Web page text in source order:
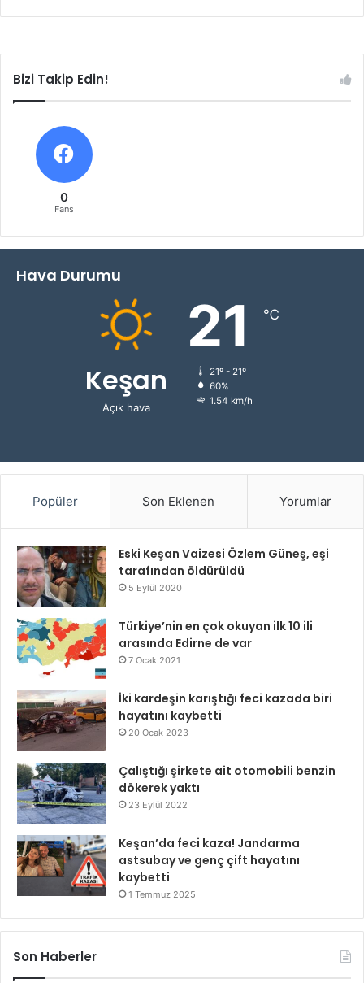
Bizi Takip Edin!
0
Fans
Hava Durumu
Keşan
Açık hava
21 ℃
21º - 21º
60%
1.54 km/h
Popüler Son Eklenen Yorumlar
Eski Keşan Vaizesi Özlem Güneş, eşi
tarafından öldürüldü
5 Eylül 2020
Türkiye’nin en çok okuyan ilk 10 ili
arasında Edirne de var
7 Ocak 2021
İki kardeşin karıştığı feci kazada biri
hayatını kaybetti
20 Ocak 2023
Çalıştığı şirkete ait otomobili benzin
dökerek yaktı
23 Eylül 2022
Keşan’da feci kaza! Jandarma
astsubay ve genç çift hayatını
kaybetti
1 Temmuz 2025
Son Haberler